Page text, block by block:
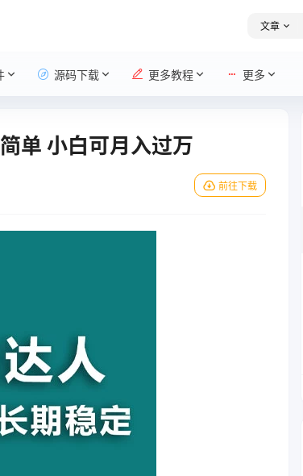
文章
源码下载 更多教程 更多
单 小白可月入过万
前往下载